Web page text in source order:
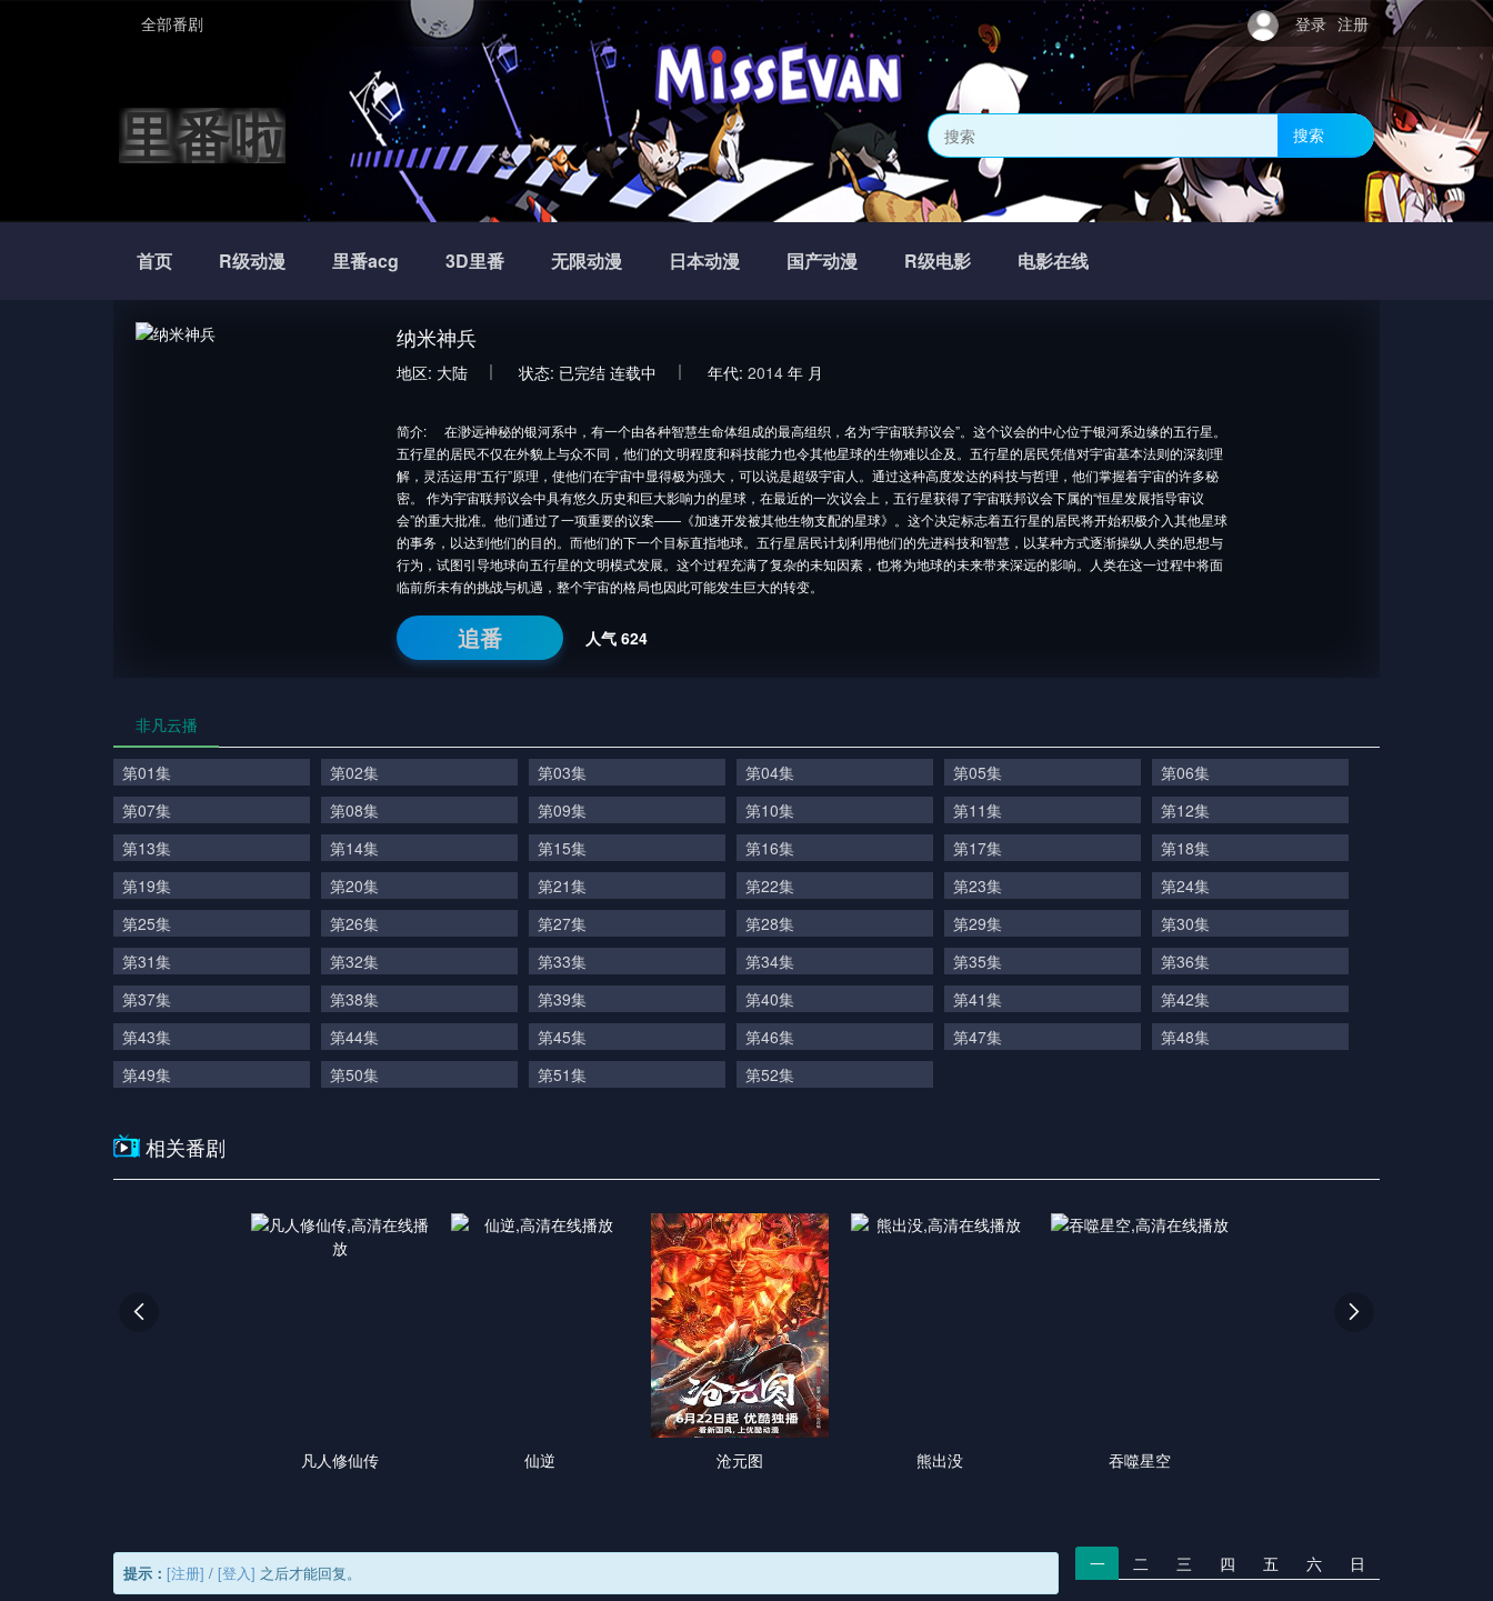
全部番剧 登录 注册
里番啦 搜索
首页 R级动漫 里番acg 3D里番 无限动漫 日本动漫 国产动漫 R级电影 电影在线
纳米神兵
地区: 大陆 状态: 已完结 连载中 年代: 2014 年 月
简介:
在渺远神秘的银河系中，有一个由各种智慧生命体组成的最高组织，名为“宇宙联邦议会”。这个议会的中心位于银河系边缘的五行星。
五行星的居民不仅在外貌上与众不同，他们的文明程度和科技能力也令其他星球的生物难以企及。五行星的居民凭借对宇宙基本法则的深刻理
解，灵活运用“五行”原理，使他们在宇宙中显得极为强大，可以说是超级宇宙人。通过这种高度发达的科技与哲理，他们掌握着宇宙的许多秘
密。 作为宇宙联邦议会中具有悠久历史和巨大影响力的星球，在最近的一次议会上，五行星获得了宇宙联邦议会下属的“恒星发展指导审议
会”的重大批准。他们通过了一项重要的议案——《加速开发被其他生物支配的星球》。这个决定标志着五行星的居民将开始积极介入其他星球
的事务，以达到他们的目的。而他们的下一个目标直指地球。五行星居民计划利用他们的先进科技和智慧，以某种方式逐渐操纵人类的思想与
行为，试图引导地球向五行星的文明模式发展。这个过程充满了复杂的未知因素，也将为地球的未来带来深远的影响。人类在这一过程中将面
临前所未有的挑战与机遇，整个宇宙的格局也因此可能发生巨大的转变。
追番 人气 624
非凡云播
第01集 第02集 第03集 第04集 第05集
第06集
第07集
第08集 第09集 第10集 第11集
第12集
第13集
第14集 第15集 第16集 第17集
第18集
第19集
第20集 第21集 第22集 第23集
第24集
第25集
第26集 第27集 第28集 第29集
第30集
第31集
第32集 第33集 第34集 第35集
第36集
第37集
第38集 第39集 第40集 第41集
第42集
第43集
第44集 第45集 第46集 第47集
第48集
第49集
第50集 第51集 第52集
相关番剧
凡人修仙传 仙逆 沧元图 熊出没 吞噬星空
 
提示： [注册] / [登入] 之后才能回复。 一 二 三 四 五 六 日